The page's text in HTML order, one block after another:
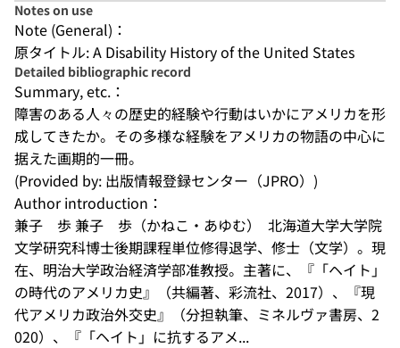
Notes on use
Note (General)：
原タイトル: A Disability History of the United States
Detailed bibliographic record
Summary, etc.：
障害のある人々の歴史的経験や行動はいかにアメリカを形
成してきたか。その多様な経験をアメリカの物語の中心に
据えた画期的一冊。
(Provided by: 出版情報登録センター（JPRO）)
Author introduction：
兼子　歩 兼子　歩（かねこ・あゆむ）  北海道大学大学院
文学研究科博士後期課程単位修得退学、修士（文学）。現
在、明治大学政治経済学部准教授。主著に、『「ヘイト」
の時代のアメリカ史』（共編著、彩流社、2017）、『現
代アメリカ政治外交史』（分担執筆、ミネルヴァ書房、2
020）、『「ヘイト」に抗するアメ...